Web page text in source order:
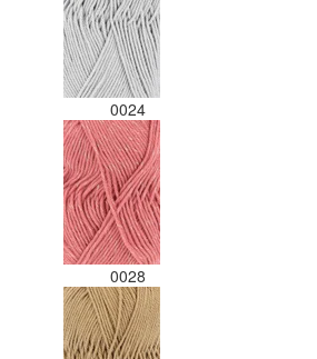
0024
0028